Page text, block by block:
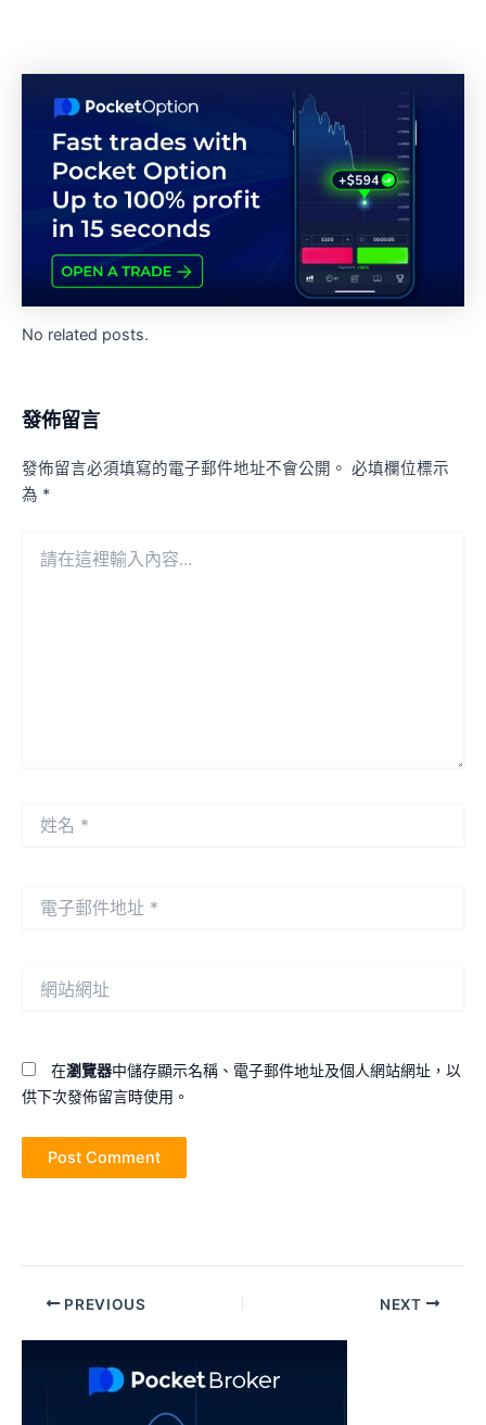
No related posts.
發佈留言
發佈留言必須填寫的電子郵件地址不會公開。 必填欄位標示
為 *
在瀏覽器中儲存顯示名稱、電子郵件地址及個人網站網址，以
供下次發佈留言時使用。
Post PREVIOUS NEXT